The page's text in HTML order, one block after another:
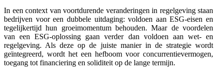
In een context van voortdurende veranderingen in regelgeving staan
bedrijven voor een dubbele uitdaging: voldoen aan ESG-eisen en
tegelijkertijd hun groeimomentum behouden. Maar de voordelen
van een ESG-oplossing gaan verder dan voldoen aan wet- en
regelgeving. Als deze op de juiste manier in de strategie wordt
geïntegreerd, wordt het een hefboom voor concurrentievermogen,
toegang tot financiering en soliditeit op de lange termijn.